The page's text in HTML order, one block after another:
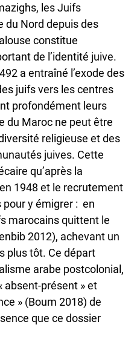
les Juifs
du Nord depuis des
constitue
de l’identité juive.
a entraîné l’exode des
juifs vers les centres
profondément leurs
du Maroc ne peut être
religieuse et des
juives. Cette
qu’après la
1948 et le recrutement
y émigrer : en
marocains quittent le
2012), achevant un
plus tôt. Ce départ
arabe postcolonial,
absent-présent » et
» (Boum 2018) de
que ce dossier